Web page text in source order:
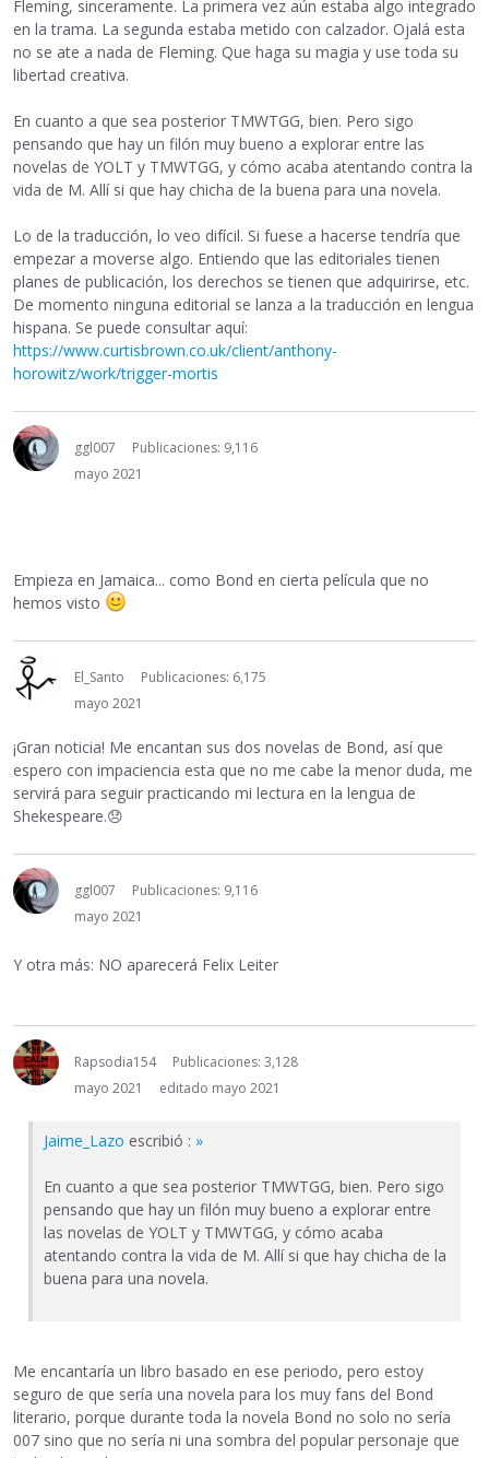
Fleming, sinceramente. La primera vez aún estaba algo integrado
en la trama. La segunda estaba metido con calzador. Ojalá esta
no se ate a nada de Fleming. Que haga su magia y use toda su
libertad creativa.
En cuanto a que sea posterior TMWTGG, bien. Pero sigo
pensando que hay un filón muy bueno a explorar entre las
novelas de YOLT y TMWTGG, y cómo acaba atentando contra la
vida de M. Allí si que hay chicha de la buena para una novela.
Lo de la traducción, lo veo difícil. Si fuese a hacerse tendría que
empezar a moverse algo. Entiendo que las editoriales tienen
planes de publicación, los derechos se tienen que adquirirse, etc.
De momento ninguna editorial se lanza a la traducción en lengua
hispana. Se puede consultar aquí:
https://www.curtisbrown.co.uk/client/anthony-
horowitz/work/trigger-mortis
ggl007
Publicaciones: 9,116
mayo 2021
Empieza en Jamaica... como Bond en cierta película que no
hemos visto
El_Santo
Publicaciones: 6,175
mayo 2021
¡Gran noticia! Me encantan sus dos novelas de Bond, así que
espero con impaciencia esta que no me cabe la menor duda, me
servirá para seguir practicando mi lectura en la lengua de
Shekespeare.😞
ggl007
Publicaciones: 9,116
mayo 2021
Y otra más: NO aparecerá Felix Leiter
Rapsodia154
Publicaciones: 3,128
mayo 2021
editado mayo 2021
Jaime_Lazo escribió : »
En cuanto a que sea posterior TMWTGG, bien. Pero sigo
pensando que hay un filón muy bueno a explorar entre
las novelas de YOLT y TMWTGG, y cómo acaba
atentando contra la vida de M. Allí si que hay chicha de la
buena para una novela.
Me encantaría un libro basado en ese periodo, pero estoy
seguro de que sería una novela para los muy fans del Bond
literario, porque durante toda la novela Bond no solo no sería
007 sino que no sería ni una sombra del popular personaje que